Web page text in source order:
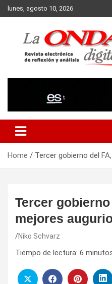
Skip
to
lunes, agosto 10, 2026
Home Tercer gobierno del
Tercer
mejores
Niko Schvarz
Tiempo de lectura: 6